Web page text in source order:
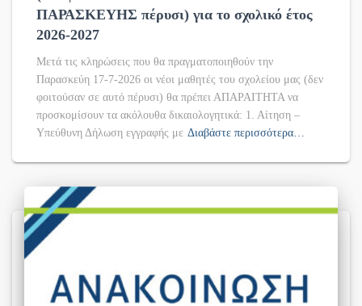
ΠΑΡΑΣΚΕΥΗΣ πέρυσι) για το σχολικό έτος
2026-2027
Μετά τις κληρώσεις που θα πραγματοποιηθούν την
Παρασκεύη 17-7-2026 οι νέοι μαθητές του σχολείου μας (δεν
φοιτούσαν σε αυτό πέρυσι) θα πρέπει ΑΠΑΡΑΙΤΗΤΑ να
προσκομίσουν τα ακόλουθα δικαιολογητικά: 1. Αίτηση –
Υπεύθυνη Δήλωση εγγραφής με Διαβάστε περισσότερα…